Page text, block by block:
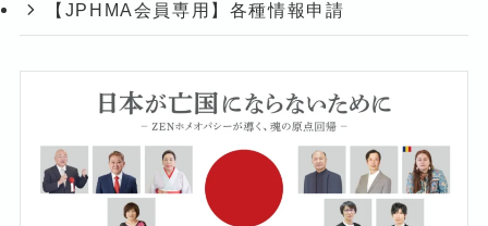
【JPHMA会員専用】各種情報申請